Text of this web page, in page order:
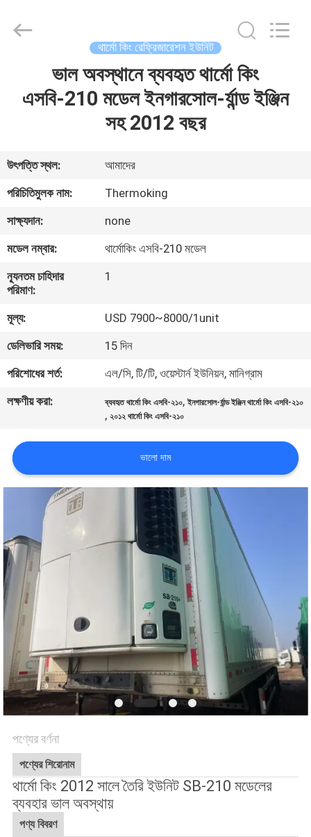
আমাদের
সম্বন্ধে
কারখানা
পরিদর্শন
নিয়ন্ত্রণ
আমাদের
সাথে
খবর
সাইট
ম্যাপ
গোপনীয়তা
নীতি
INDUSTRY
থার্মো কিং রেফ্রিজারেশন ইউনিট
ভাল অবস্থানে ব্যবহৃত থার্মো কিং
এসবি-210 মডেল ইনগারসোল-র্যান্ড ইঞ্জিন
সহ 2012 বছর
উৎপত্তি স্থল:
আমাদের
পরিচিতিমুলক নাম:
Thermoking
সাক্ষ্যদান:
none
মডেল নম্বার:
থার্মোকিং এসবি-210 মডেল
ন্যূনতম চাহিদার
পরিমাণ:
1
মূল্য:
USD 7900~8000/1unit
ডেলিভারি সময়:
15 দিন
পরিশোধের শর্ত:
এল/সি, টি/টি, ওয়েস্টার্ন ইউনিয়ন, মানিগ্রাম
লক্ষণীয় করা:
ব্যবহৃত থার্মো কিং এসবি-২১০,ইনগারসোল-র্যান্ড ইঞ্জিন থার্মো কিং এসবি-২১০
,২০১২ থার্মো কিং এসবি-২১০
ভালো দাম
পণ্যের বর্ণনা
পণ্যের শিরোনাম
থার্মো কিং 2012 সালে তৈরি ইউনিট SB-210 মডেলের
ব্যবহার ভাল অবস্থায়
পণ্য বিবরণ